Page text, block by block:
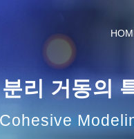
리 거동의